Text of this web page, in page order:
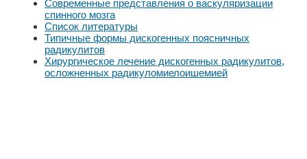
Современные представления о васкуляризации
спинного мозга
Список литературы
Типичные формы дискогенных поясничных
радикулитов
Хирургическое лечение дискогенных радикулитов,
осложненных радикуломиелоишемией